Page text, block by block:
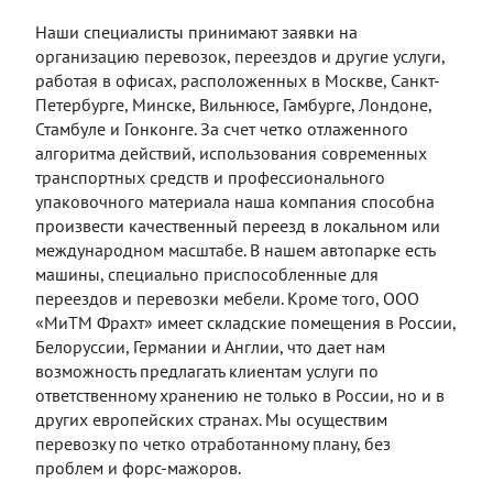
Наши специалисты принимают заявки на
организацию перевозок, переездов и другие услуги,
работая в офисах, расположенных в Москве, Санкт-
Петербурге, Минске, Вильнюсе, Гамбурге, Лондоне,
Стамбуле и Гонконге. За счет четко отлаженного
алгоритма действий, использования современных
транспортных средств и профессионального
упаковочного материала наша компания способна
произвести качественный переезд в локальном или
международном масштабе. В нашем автопарке есть
машины, специально приспособленные для
переездов и перевозки мебели. Кроме того, ООО
«МиТМ Фрахт» имеет складские помещения в России,
Белоруссии, Германии и Англии, что дает нам
возможность предлагать клиентам услуги по
ответственному хранению не только в России, но и в
других европейских странах. Мы осуществим
перевозку по четко отработанному плану, без
проблем и форс-мажоров.